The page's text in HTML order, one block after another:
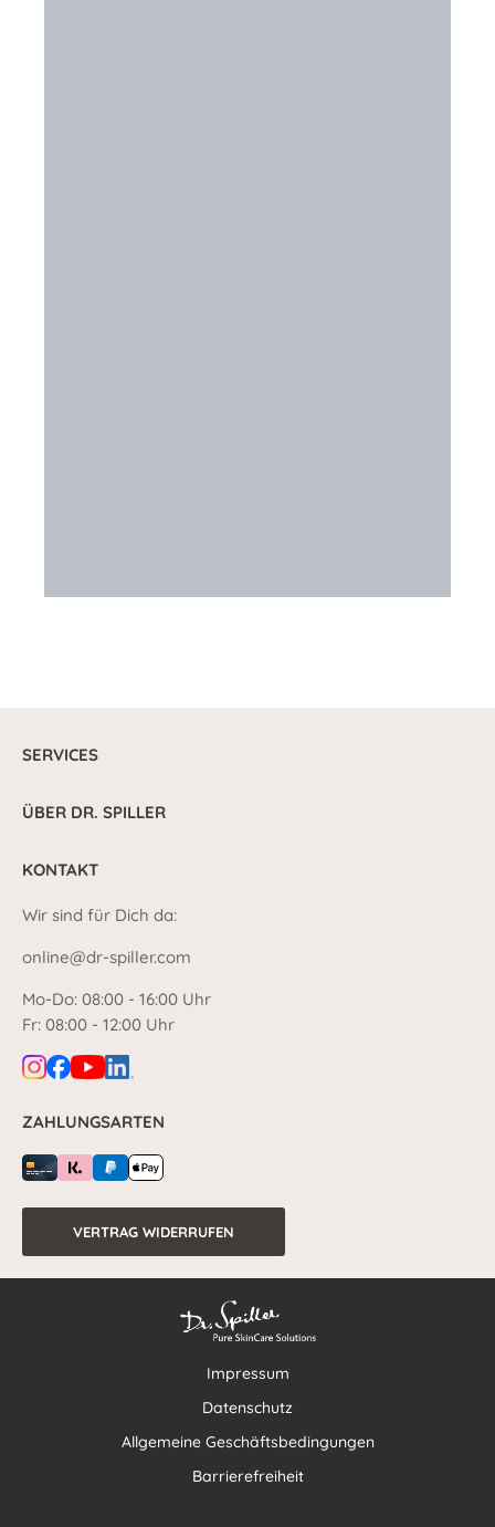
SERVICES
ÜBER DR. SPILLER
KONTAKT
Wir sind für Dich da:
online@dr-spiller.com
Mo-Do: 08:00 - 16:00 Uhr
Fr: 08:00 - 12:00 Uhr
ZAHLUNGSARTEN
VERTRAG WIDERRUFEN
Impressum
Datenschutz
Allgemeine Geschäftsbedingungen
Barrierefreiheit